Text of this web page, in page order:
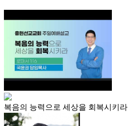
복음의 능력으로 세상을 회복시키라